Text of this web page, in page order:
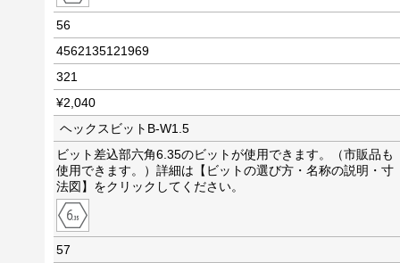
56
4562135121969
321
¥2,040
ヘックスビットB-W1.5
ビット差込部六角6.35のビットが使用できます。（市販品も
使用できます。）詳細は【ビットの選び方・名称の説明・寸
法図】をクリックしてください。
57